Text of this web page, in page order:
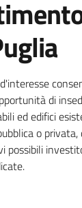
di
ed edifici
o privata,
possibili